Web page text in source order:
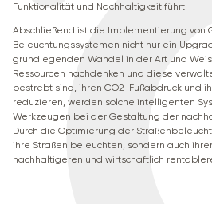
Funktionalität und Nachhaltigkeit führt
Abschließend ist die Implementierung von
Beleuchtungssystemen nicht nur ein
grundlegenden Wandel in der Art und
Ressourcen nachdenken und diese
bestrebt sind, ihren CO2-Fußabdruck und
reduzieren, werden solche intelligenten
Werkzeugen bei der Gestaltung der
Durch die Optimierung der
ihre Straßen beleuchten, sondern auch
nachhaltigeren und wirtschaftlich